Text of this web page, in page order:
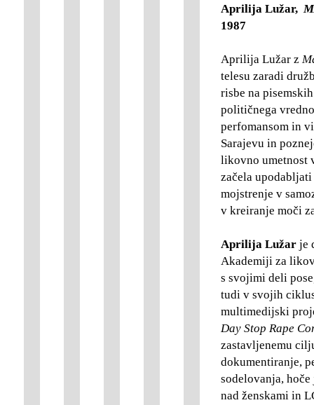
Aprilija Lužar,
1987
Aprilija Lužar z
telesu zaradi
risbe na
političnega
perfomansom in
Sarajevu in
likovno umetnost
začela
mojstrenje v
v kreiranje moči
Aprilija Lužar je
Akademiji za
s svojimi deli
tudi v svojih
multimedijski
Day Stop Rape
zastavljenemu
dokumentiranje,
sodelovanja,
nad ženskami in